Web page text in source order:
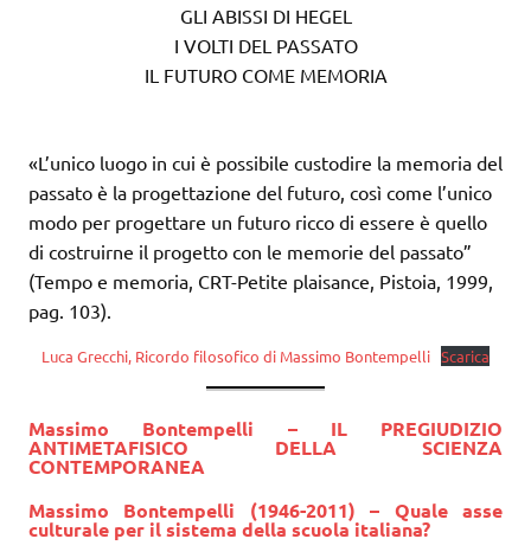
GLI ABISSI DI HEGEL
I VOLTI DEL PASSATO
IL FUTURO COME MEMORIA
«L’unico luogo in cui è possibile custodire la memoria del
passato è la progettazione del futuro, così come l’unico
modo per progettare un futuro ricco di essere è quello
di costruirne il progetto con le memorie del passato”
(Tempo e memoria, CRT-Petite plaisance, Pistoia, 1999,
pag. 103).
Luca Grecchi, Ricordo filosofico di Massimo Bontempelli Scarica
Massimo Bontempelli – IL PREGIUDIZIO
ANTIMETAFISICO DELLA SCIENZA
CONTEMPORANEA
Massimo Bontempelli (1946-2011) – Quale asse
culturale per il sistema della scuola italiana?